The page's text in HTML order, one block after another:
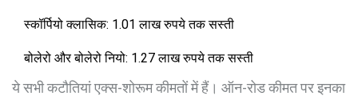
स्कॉर्पियो क्लासिक: 1.01 लाख रुपये तक सस्ती
बोलेरो और बोलेरो नियो: 1.27 लाख रुपये तक सस्ती
ये सभी कटौतियां एक्स-शोरूम कीमतों में हैं। ऑन-रोड कीमत पर इनका